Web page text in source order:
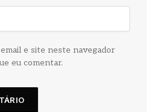
e site neste navegador
eu comentar.